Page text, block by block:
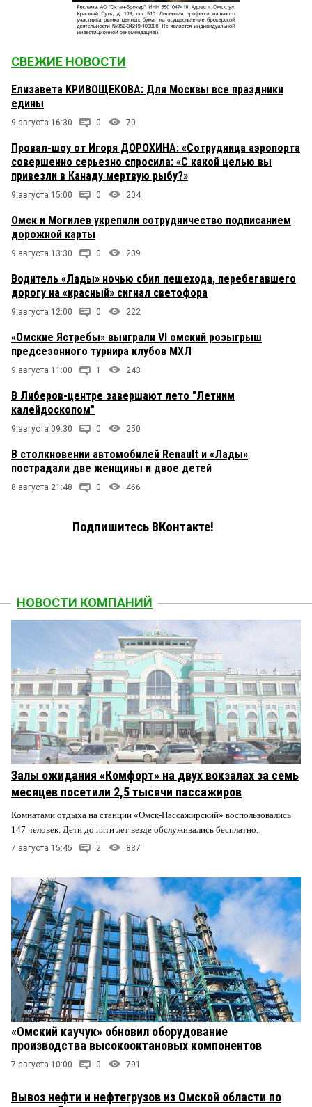
СВЕЖИЕ НОВОСТИ
Елизавета КРИВОЩЕКОВА: Для Москвы все праздники
едины
9 августа 16:30 0 70
Провал-шоу от Игоря ДОРОХИНА: «Сотрудница аэропорта
совершенно серьезно спросила: «С какой целью вы
привезли в Канаду мертвую рыбу?»
9 августа 15:00 0 204
Омск и Могилев укрепили сотрудничество подписанием
дорожной карты
9 августа 13:30 0 209
Водитель «Лады» ночью сбил пешехода, перебегавшего
дорогу на «красный» сигнал светофора
9 августа 12:00 0 222
«Омские Ястребы» выиграли VI омский розыгрыш
предсезонного турнира клубов МХЛ
9 августа 11:00 1 243
В Либеров-центре завершают лето "Летним
калейдоскопом"
9 августа 09:30 0 250
В столкновении автомобилей Renault и «Лады»
пострадали две женщины и двое детей
8 августа 21:48 0 466
Подпишитесь ВКонтакте!
НОВОСТИ КОМПАНИЙ
Залы ожидания «Комфорт» на двух вокзалах за семь
месяцев посетили 2,5 тысячи пассажиров
Комнатами отдыха на станции «Омск-Пассажирский» воспользовались
147 человек. Дети до пяти лет везде обслуживались бесплатно.
7 августа 15:45 2 837
«Омский каучук» обновил оборудование
производства высокооктановых компонентов
7 августа 10:00 0 791
Вывоз нефти и нефтегрузов из Омской области по